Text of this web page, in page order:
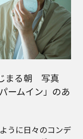
まる朝 写真
ームイン」のあ
うに日々のコンデ